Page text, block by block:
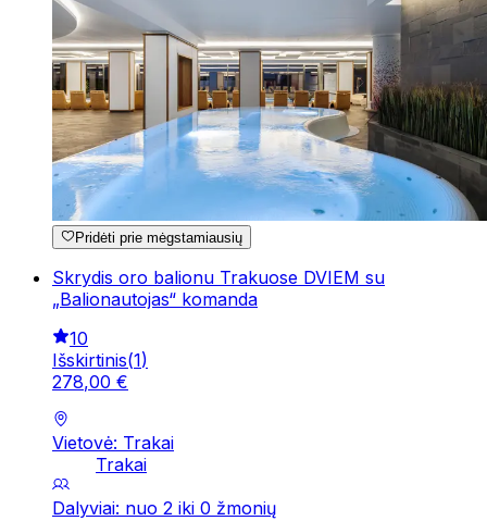
Pridėti prie mėgstamiausių
Skrydis oro balionu Trakuose DVIEM su
„Balionautojas“ komanda
10
Išskirtinis(1)
278,00 €
Vietovė: Trakai
Trakai
Dalyviai: nuo 2 iki 0 žmonių